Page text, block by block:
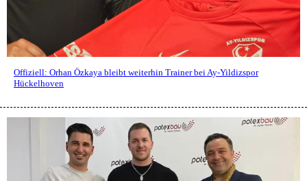
Offiziell: Orhan Özkaya bleibt weiterhin Trainer bei Ay-Yildizspor
Hückelhoven